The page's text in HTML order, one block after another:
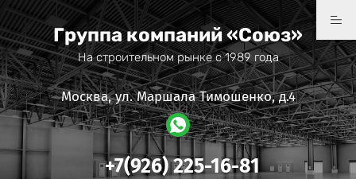
Группа компаний «Союз»
На строительном рынке с 1989 года
Москва, ул. Маршала Тимошенко, д.4
+7(926) 225-16-81